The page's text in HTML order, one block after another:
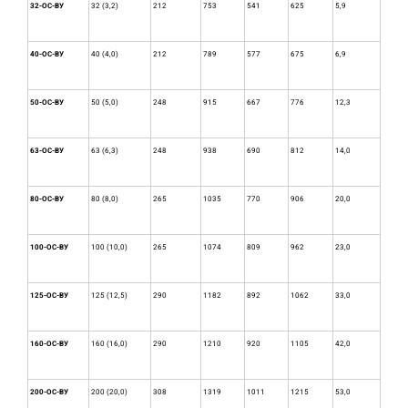
32-ОС-ВУ 32 (3,2) 212 753 541 625 5,9
40-ОС-ВУ 40 (4,0) 212 789 577 675 6,9
50-ОС-ВУ 50 (5,0) 248 915 667 776 12,3
63-ОС-ВУ 63 (6,3) 248 938 690 812 14,0
80-ОС-ВУ 80 (8,0) 265 1035 770 906 20,0
100-ОС-ВУ 100 (10,0) 265 1074 809 962 23,0
125-ОС-ВУ 125 (12,5) 290 1182 892 1062 33,0
160-ОС-ВУ 160 (16,0) 290 1210 920 1105 42,0
200-ОС-ВУ 200 (20,0) 308 1319 1011 1215 53,0